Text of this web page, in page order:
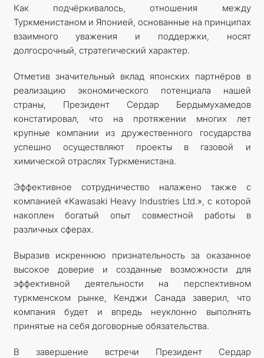
Как подчёркивалось, отношения между
Туркменистаном и Японией, основанные на принципах
взаимного уважения и поддержки, носят
долгосрочный, стратегический характер.
Отметив значительный вклад японских партнёров в
реализацию экономического потенциала нашей
страны, Президент Сердар Бердымухамедов
констатировал, что на протяжении многих лет
крупные компании из дружественного государства
успешно осуществляют проекты в газовой и
химической отраслях Туркменистана.
Эффективное сотрудничество налажено также с
компанией «Kawasaki Heavy Industries Ltd.», с которой
накоплен богатый опыт совместной работы в
различных сферах.
Выразив искреннюю признательность за оказанное
высокое доверие и созданные возможности для
эффективной деятельности на перспективном
туркменском рынке, Кенджи Санада заверил, что
компания будет и впредь неуклонно выполнять
принятые на себя договорные обязательства.
В завершение встречи Президент Сердар